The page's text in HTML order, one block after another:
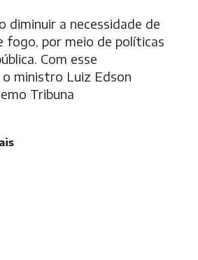
diminuir a necessidade de
fogo, por meio de políticas
Com esse
ministro Luiz Edson
Tribuna